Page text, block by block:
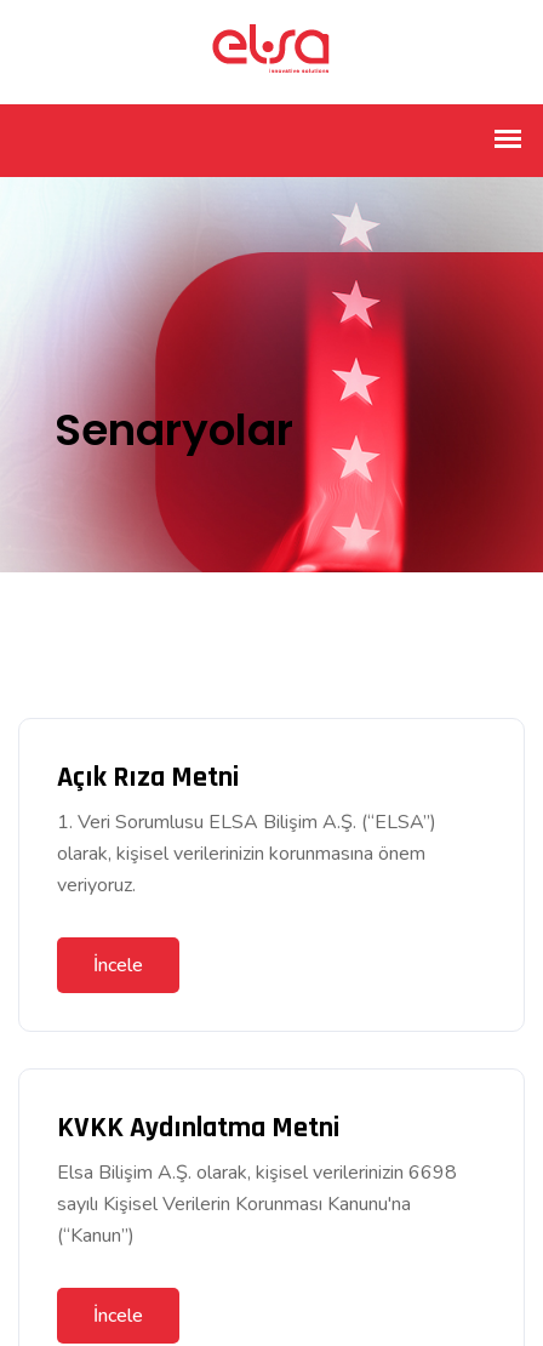
Senaryolar
Açık Rıza Metni
1. Veri Sorumlusu ELSA Bilişim A.Ş. (“ELSA”)
olarak, kişisel verilerinizin korunmasına önem
veriyoruz.
İncele
KVKK Aydınlatma Metni
Elsa Bilişim A.Ş. olarak, kişisel verilerinizin 6698
sayılı Kişisel Verilerin Korunması Kanunu'na
(“Kanun”)
İncele